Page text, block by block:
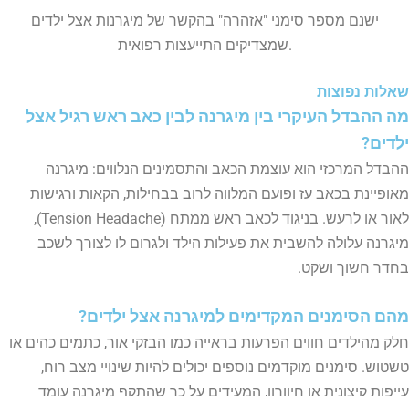
ישנם מספר סימני "אזהרה" בהקשר של מיגרנות אצל ילדים
.שמצדיקים התייעצות רפואית
שאלות נפוצות
מה ההבדל העיקרי בין מיגרנה לבין כאב ראש רגיל אצל
ילדים?
ההבדל המרכזי הוא עוצמת הכאב והתסמינים הנלווים: מיגרנה
מאופיינת בכאב עז ופועם המלווה לרוב בבחילות, הקאות ורגישות
לאור או לרעש. בניגוד לכאב ראש ממתח (Tension Headache),
מיגרנה עלולה להשבית את פעילות הילד ולגרום לו לצורך לשכב
בחדר חשוך ושקט.
מהם הסימנים המקדימים למיגרנה אצל ילדים?
חלק מהילדים חווים הפרעות בראייה כמו הבזקי אור, כתמים כהים או
טשטוש. סימנים מוקדמים נוספים יכולים להיות שינויי מצב רוח,
עייפות קיצונית או חיוורון, המעידים על כך שהתקף מיגרנה עומד